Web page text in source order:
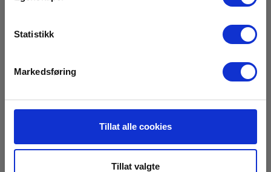
Statistikk
Markedsføring
Tillat alle cookies
Tillat valgte